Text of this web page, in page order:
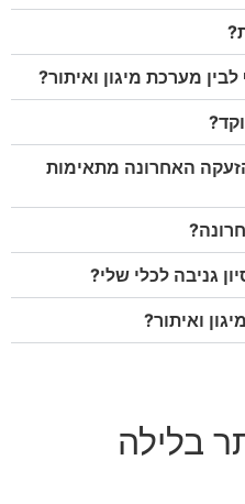
מערכת מיגון ואיתור?
האחרונה מתאימות
גניבה לכלי שלי?
ואיתור?
בלילה